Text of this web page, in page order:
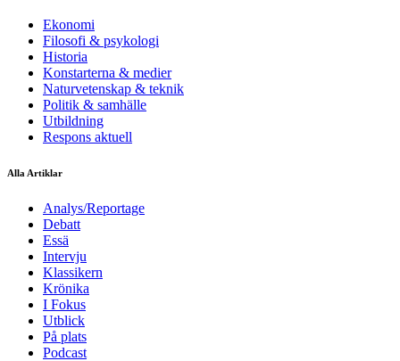
Ekonomi
Filosofi & psykologi
Historia
Konstarterna & medier
Naturvetenskap & teknik
Politik & samhälle
Utbildning
Respons aktuell
Alla Artiklar
Analys/Reportage
Debatt
Essä
Intervju
Klassikern
Krönika
I Fokus
Utblick
På plats
Podcast